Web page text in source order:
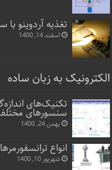
تغذیه آردوینو
اسفند 14, 1400
الکترونیک به زبان ساده
تکنیک‌های
سنسورهای
بهمن 24, 1400
انواع
شهریور 10, 1400